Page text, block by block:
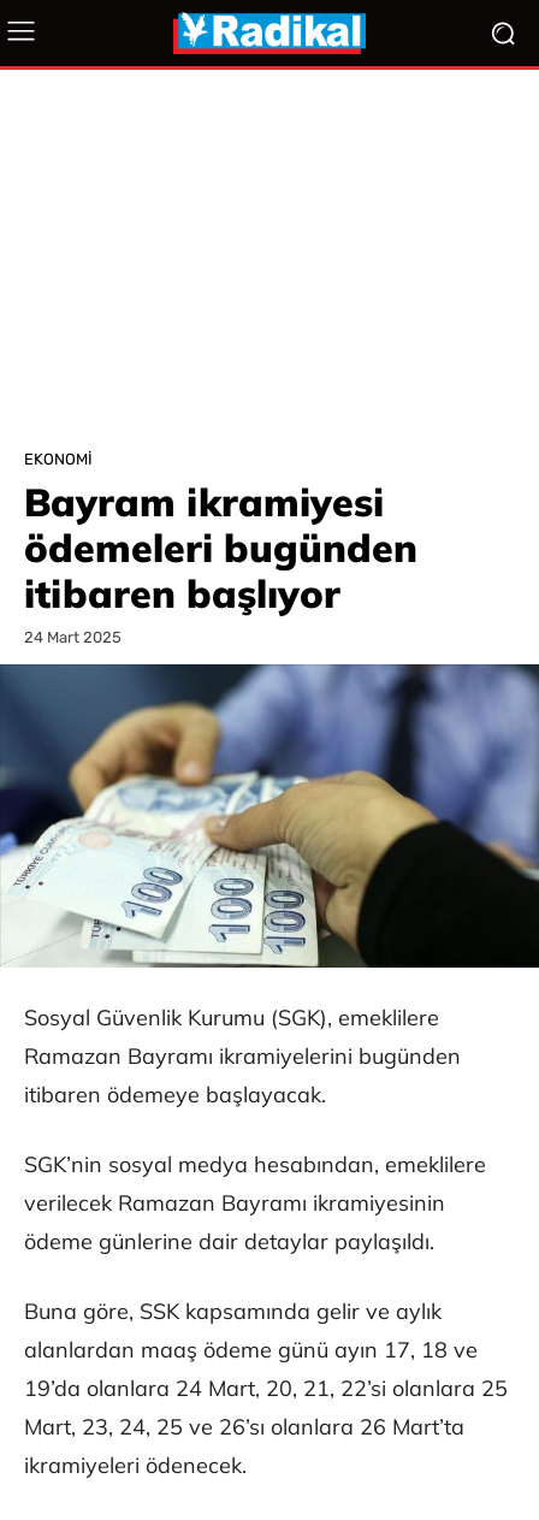
EKONOMI
Bayram ikramiyesi
ödemeleri bugünden
itibaren başlıyor
24 Mart 2025
Sosyal Güvenlik Kurumu (SGK), emeklilere
Ramazan Bayramı ikramiyelerini bugünden
itibaren ödemeye başlayacak.
SGK’nin sosyal medya hesabından, emeklilere
verilecek Ramazan Bayramı ikramiyesinin
ödeme günlerine dair detaylar paylaşıldı.
Buna göre, SSK kapsamında gelir ve aylık
alanlardan maaş ödeme günü ayın 17, 18 ve
19’da olanlara 24 Mart, 20, 21, 22’si olanlara 25
Mart, 23, 24, 25 ve 26’sı olanlara 26 Mart’ta
ikramiyeleri ödenecek.